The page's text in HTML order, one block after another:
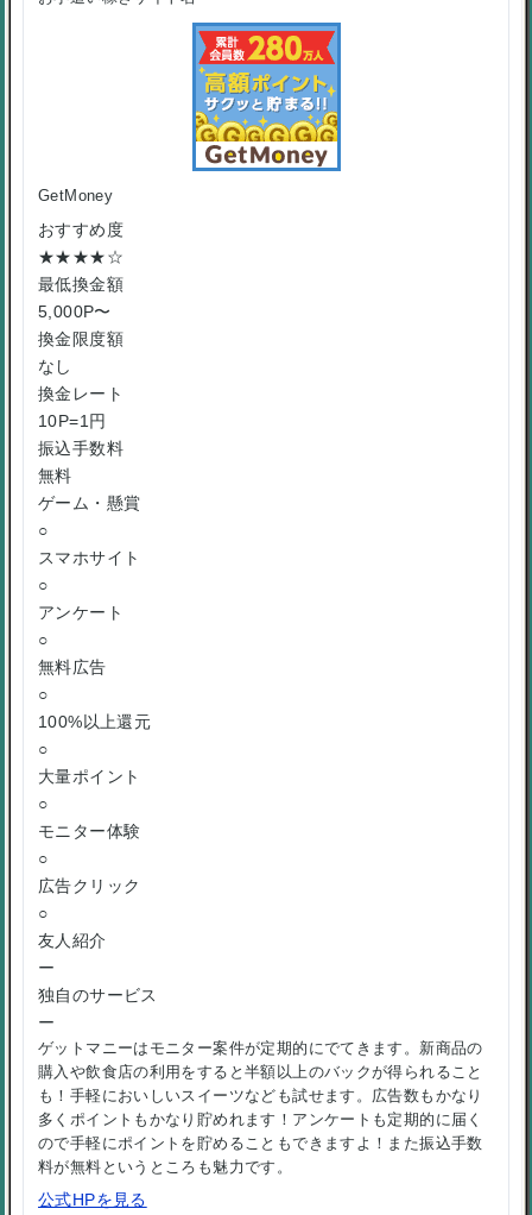
GetMoney
おすすめ度
★★★★☆
最低換金額
5,000P〜
換金限度額
なし
換金レート
10P=1円
振込手数料
無料
ゲーム・懸賞
○
スマホサイト
○
アンケート
○
無料広告
○
100%以上還元
○
大量ポイント
○
モニター体験
○
広告クリック
○
友人紹介
ー
独自のサービス
ー
ゲットマニーはモニター案件が定期的にでてきます。新商品の
購入や飲食店の利用をすると半額以上のバックが得られること
も！手軽においしいスイーツなども試せます。広告数もかなり
多くポイントもかなり貯めれます！アンケートも定期的に届く
ので手軽にポイントを貯めることもできますよ！また振込手数
料が無料というところも魅力です。
公式HPを見る